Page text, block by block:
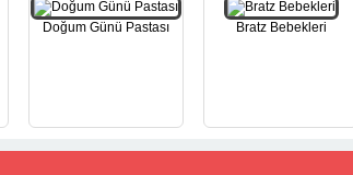
Doğum Günü Pastası Bratz Bebekleri